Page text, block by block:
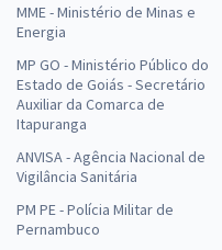
MME - Ministério de Minas e
Energia
MP GO - Ministério Público do
Estado de Goiás - Secretário
Auxiliar da Comarca de
Itapuranga
ANVISA - Agência Nacional de
Vigilância Sanitária
PM PE - Polícia Militar de
Pernambuco